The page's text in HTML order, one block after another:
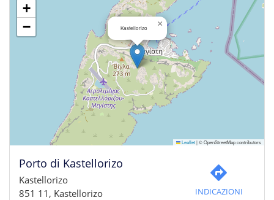
Kastellorizo ×
+
−
Leaflet|© OpenStreetMap contributors
Porto di Kastellorizo
Kastellorizo
851 11, Kastellorizo
INDICAZIONI